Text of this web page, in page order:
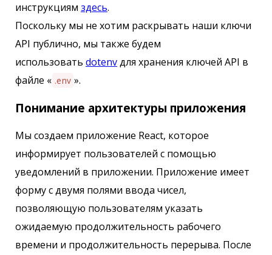
инструкциям здесь.
Поскольку мы не хотим раскрывать наши ключи
API публично, мы также будем
использовать dotenvдля хранения ключей API в
файле « .env ».
Понимание архитектуры приложения
Мы создаем приложение React, которое
информирует пользователей с помощью
уведомлений в приложении. Приложение имеет
форму с двумя полями ввода чисел,
позволяющую пользователям указать
ожидаемую продолжительность рабочего
времени и продолжительность перерыва. После